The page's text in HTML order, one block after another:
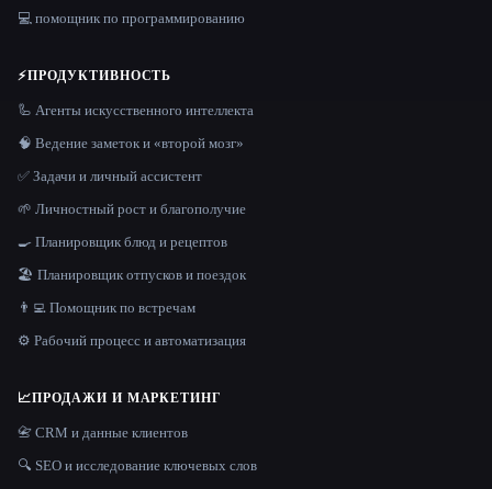
💻 помощник по программированию
⚡ПРОДУКТИВНОСТЬ
🦾 Агенты искусственного интеллекта
🧠 Ведение заметок и «второй мозг»
✅ Задачи и личный ассистент
🌱 Личностный рост и благополучие
🍳 Планировщик блюд и рецептов
🏖 Планировщик отпусков и поездок
👨‍💻 Помощник по встречам
⚙️ Рабочий процесс и автоматизация
📈ПРОДАЖИ И МАРКЕТИНГ
📇 CRM и данные клиентов
🔍 SEO и исследование ключевых слов